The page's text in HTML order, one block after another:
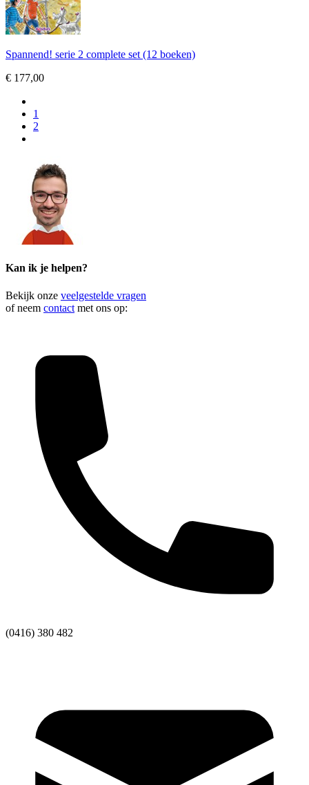
Spannend! serie 2 complete set (12 boeken)
€ 177,00
1
2
Kan ik je helpen?
Bekijk onze veelgestelde vragen
of neem contact met ons op:
(0416) 380 482